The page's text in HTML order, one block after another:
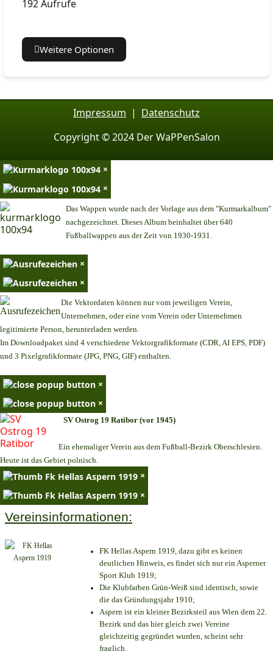
192 Aufrufe
Weitere Optionen
Impressum | Datenschutz
Copyright © 2024 Der WaPPenSalon
×
×
Das Wappen wurde nach der Vorlage aus dem "Kurmarkalbum"
nachgezeichnet. Dieses Album beinhaltet über 640
Fußballwappen aus der Zeit von 1930-1931.
×
×
Die Vektordaten können nur vom jeweiligen Verein,
Unternehmen, oder eine vom Verein oder Unternehmen
legitimierte Person, herunterladen werden.
Im Downloadpaket sind 4 verschiedene Vektorgrafikformate (CDR, AI EPS, PDF)
und 3 Pixelgrafikformate (JPG, PNG, GIF) enthalten.
×
×
SV Ostrog 19 Ratibor (vor 1945)
Ein ehemaliger Verein aus dem Fußball-Bezirk Oberschlesien.
Heute ist das Gebiet polnisch.
×
×
Vereinsinformationen:
FK Hellas Aspern 1919, dazu gibt es keinen
deutlichen Hinweis, es findet sich nur ein Asperner
Sport Klub 1919;
Die Klubfarben Grün-Weiß sind identisch, sowie
die das Gründungsjahr 1910;
Aspern ist ein kleiner Bezirksteil aus Wien dem 22.
Bezirk und das hier gleich zwei Vereine
gleichzeitig gegründet wurden, scheint sehr
fraglich.